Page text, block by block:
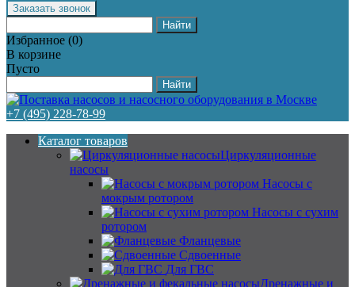
Избранное (0)
В корзине
Пусто
+7 (495) 228-78-99
Каталог товаров
Циркуляционные
насосы
Насосы с
мокрым ротором
Насосы с сухим
ротором
Фланцевые
Сдвоенные
Для ГВС
Дренажные и